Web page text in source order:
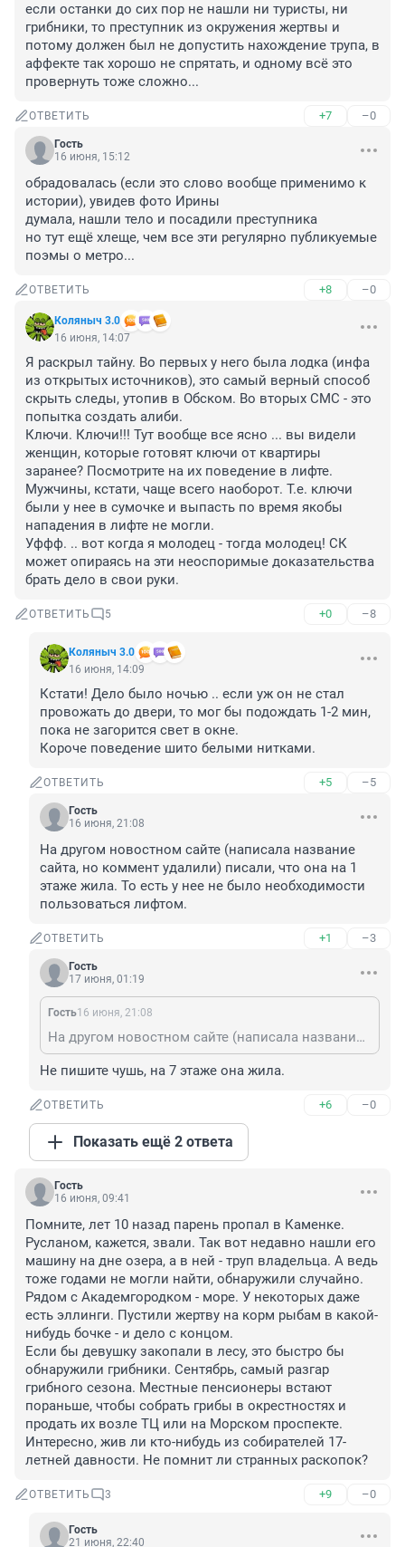
если останки до сих пор не нашли ни туристы, ни
грибники, то преступник из окружения жертвы и
потому должен был не допустить нахождение трупа, в
аффекте так хорошо не спрятать, и одному всё это
провернуть тоже сложно...
ОТВЕТИТЬ +7 –0
Гость
16 июня, 15:12
обрадовалась (если это слово вообще применимо к
истории), увидев фото Ирины
думала, нашли тело и посадили преступника
но тут ещё хлеще, чем все эти регулярно публикуемые
поэмы о метро...
ОТВЕТИТЬ +8 –0
Коляныч 3.0
16 июня, 14:07
Я раскрыл тайну. Во первых у него была лодка (инфа
из открытых источников), это самый верный способ
скрыть следы, утопив в Обском. Во вторых СМС - это
попытка создать алиби.
Ключи. Ключи!!! Тут вообще все ясно ... вы видели
женщин, которые готовят ключи от квартиры
заранее? Посмотрите на их поведение в лифте.
Мужчины, кстати, чаще всего наоборот. Т.е. ключи
были у нее в сумочке и выпасть по время якобы
нападения в лифте не могли.
Уффф. .. вот когда я молодец - тогда молодец! СК
может опираясь на эти неоспоримые доказательства
брать дело в свои руки.
ОТВЕТИТЬ 5 +0 –8
Коляныч 3.0
16 июня, 14:09
Кстати! Дело было ночью .. если уж он не стал
провожать до двери, то мог бы подождать 1-2 мин,
пока не загорится свет в окне.
Короче поведение шито белыми нитками.
ОТВЕТИТЬ +5 –5
Гость
16 июня, 21:08
На другом новостном сайте (написала название
сайта, но коммент удалили) писали, что она на 1
этаже жила. То есть у нее не было необходимости
пользоваться лифтом.
ОТВЕТИТЬ +1 –3
Гость
17 июня, 01:19
Гость16 июня, 21:08
На другом новостном сайте (написала название сайта, но коммент удалили) писали, что она на 1 этаже жила. То есть у нее не было необходимости пользоваться лифтом.
Не пишите чушь, на 7 этаже она жила.
ОТВЕТИТЬ +6 –0
Показать ещё 2 ответа
Гость
16 июня, 09:41
Помните, лет 10 назад парень пропал в Каменке.
Русланом, кажется, звали. Так вот недавно нашли его
машину на дне озера, а в ней - тpyп владельца. А ведь
тоже годами не могли найти, обнаружили случайно.
Рядом с Академгородком - море. У некоторых даже
есть эллинги. Пустили жертву на корм рыбам в какой-
нибудь бочке - и дело с концом.
Если бы девушку закопали в лесу, это быстро бы
обнаружили грибники. Сентябрь, самый разгар
грибного сезона. Местные пенсионеры встают
пораньше, чтобы собрать грибы в окрестностях и
продать их возле ТЦ или на Морском проспекте.
Интересно, жив ли кто-нибудь из собирателей 17-
летней давности. Не помнит ли странных раскопок?
ОТВЕТИТЬ 3 +9 –0
Гость
21 июня, 22:40